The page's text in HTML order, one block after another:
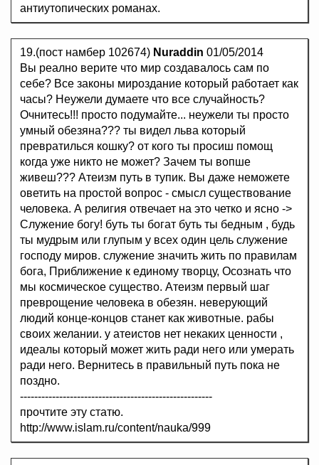
антиутопических романах.
19.(пост намбер 102674) Nuraddin 01/05/2014
Вы реално верите что мир создавалось сам по
себе? Все законы мироздание который работает как
часы? Неужели думаете что все случайность?
Очнитесь!!! просто подумайте... неужели ты просто
умный обезяна??? ты видел льва который
превратилься кошку? от кого ты просиш помощ
когда уже никто не может? Зачем ты вопше
живеш??? Атеизм путь в тупик. Вы даже неможете
оветить на простой вопрос - смысл существование
человека. А религия отвечает на это четко и ясно ->
Служение богу! буть ты богат буть ты бедным , будь
ты мудрым или глупым у всех один цель служение
господу миров. служение значить жить по правилам
бога, Приближение к единому творцу, Осознать что
мы космическое существо. Атеизм первый шаг
преврощение человека в обезян. неверующий
людий конце-концов станет как животные. рабы
своих желании. у атеистов нет некаких ценности ,
идеалы который может жить ради него или умерать
ради него. Вернитесь в правильный путь пока не
поздно.
------------------------------------------------------
прочтите эту статю.
http://www.islam.ru/content/nauka/999